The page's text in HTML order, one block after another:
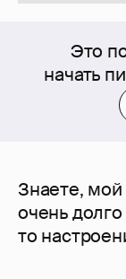
Это
начать
Знаете,
очень
то